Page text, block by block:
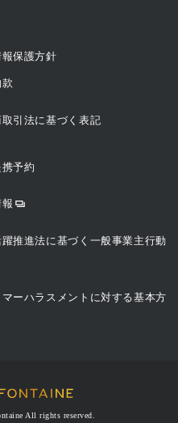
保護方針
引法に基づく表記
予約
推進法に基づく一般事業主行動
マーハラスメントに対する基本方
All rights reserved.